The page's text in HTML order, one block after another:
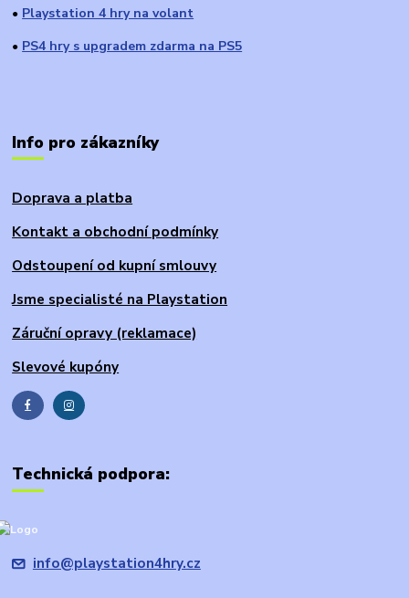
● Playstation 4 hry na volant
● PS4 hry s upgradem zdarma na PS5
Info pro zákazníky
Doprava a platba
Kontakt a obchodní podmínky
Odstoupení od kupní smlouvy
Jsme specialisté na Playstation
Záruční opravy (reklamace)
Slevové kupóny
Technická podpora:
info@playstation4hry.cz